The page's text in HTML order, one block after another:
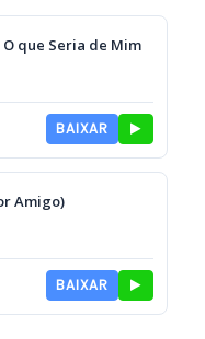
que Seria de Mim
BAIXAR
Amigo)
BAIXAR